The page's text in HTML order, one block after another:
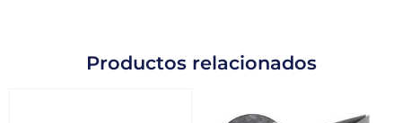
Productos relacionados